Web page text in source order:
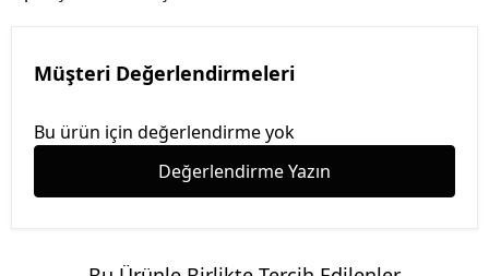
Müşteri Değerlendirmeleri
Bu ürün için değerlendirme yok
Değerlendirme Yazın